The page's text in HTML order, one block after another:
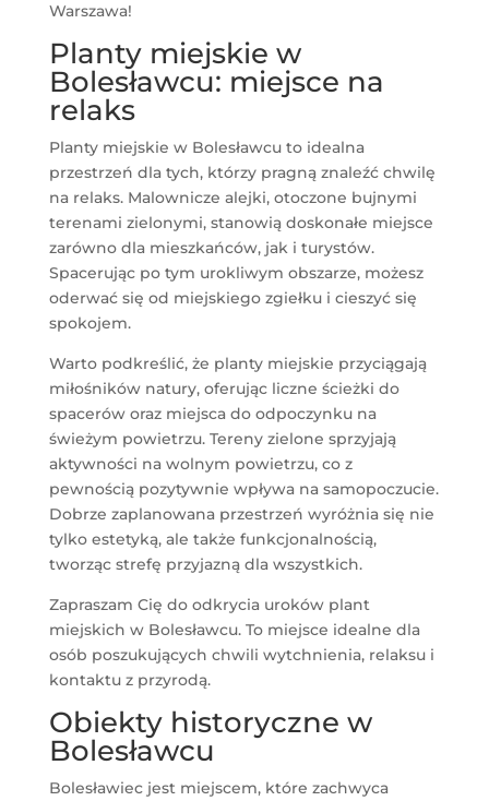
Warszawa!
Planty miejskie w
Bolesławcu: miejsce na
relaks
Planty miejskie w Bolesławcu to idealna
przestrzeń dla tych, którzy pragną znaleźć chwilę
na relaks. Malownicze alejki, otoczone bujnymi
terenami zielonymi, stanowią doskonałe miejsce
zarówno dla mieszkańców, jak i turystów.
Spacerując po tym urokliwym obszarze, możesz
oderwać się od miejskiego zgiełku i cieszyć się
spokojem.
Warto podkreślić, że planty miejskie przyciągają
miłośników natury, oferując liczne ścieżki do
spacerów oraz miejsca do odpoczynku na
świeżym powietrzu. Tereny zielone sprzyjają
aktywności na wolnym powietrzu, co z
pewnością pozytywnie wpływa na samopoczucie.
Dobrze zaplanowana przestrzeń wyróżnia się nie
tylko estetyką, ale także funkcjonalnością,
tworząc strefę przyjazną dla wszystkich.
Zapraszam Cię do odkrycia uroków plant
miejskich w Bolesławcu. To miejsce idealne dla
osób poszukujących chwili wytchnienia, relaksu i
kontaktu z przyrodą.
Obiekty historyczne w
Bolesławcu
Bolesławiec jest miejscem, które zachwyca